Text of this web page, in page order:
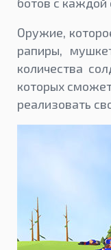
Оружие,
рапиры,
количества
которых
реализовать